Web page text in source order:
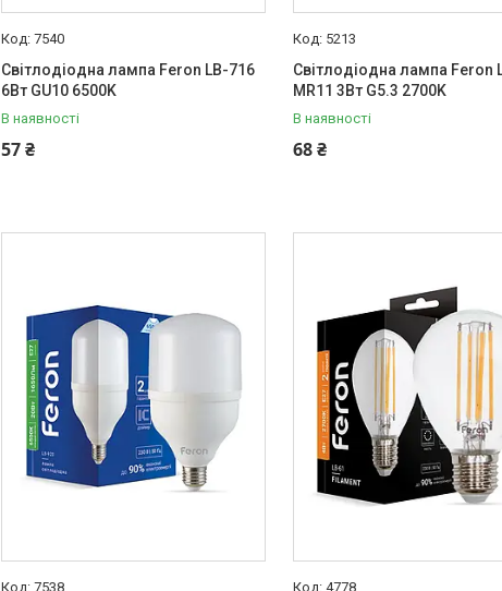
7540
Світлодіодна лампа Feron LB-716
6Вт GU10 6500K
В наявності
57 ₴
5213
Світлодіодна лампа Feron
MR11 3Вт G5.3 2700K
В наявності
68 ₴
7538 4778